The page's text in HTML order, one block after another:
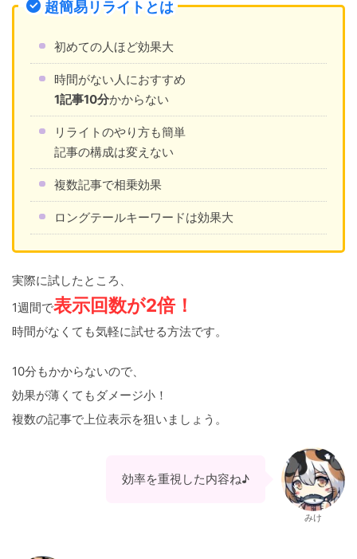
超簡易リライトとは
初めての人ほど効果大
時間がない人におすすめ
1記事10分かからない
リライトのやり方も簡単
記事の構成は変えない
複数記事で相乗効果
ロングテールキーワードは効果大
実際に試したところ、
1週間で表示回数が2倍！
時間がなくても気軽に試せる方法です。
10分もかからないので、
効果が薄くてもダメージ小！
複数の記事で上位表示を狙いましょう。
効率を重視した内容ね♪
みけ